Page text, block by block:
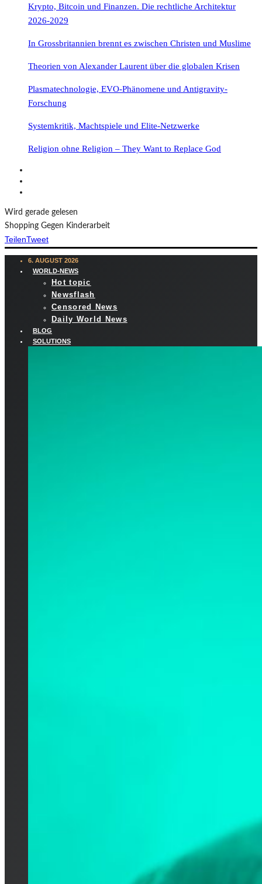
Krypto, Bitcoin und Finanzen. Die rechtliche Architektur
2026-2029
In Grossbritannien brennt es zwischen Christen und Muslime
Theorien von Alexander Laurent über die globalen Krisen
Plasmatechnologie, EVO-Phänomene und Antigravity-
Forschung
Systemkritik, Machtspiele und Elite-Netzwerke
Religion ohne Religion – They Want to Replace God
Wird gerade gelesen
Shopping Gegen Kinderarbeit
TeilenTweet
6. AUGUST 2026
WORLD-NEWS
Hot topic
Newsflash
Censored News
Daily World News
BLOG
SOLUTIONS